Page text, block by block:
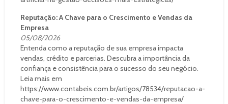
Reputação: A Chave para o Crescimento e Vendas da
Empresa
05/08/2026
Entenda como a reputação de sua empresa impacta
vendas, crédito e parcerias. Descubra a importância da
confiança e consistência para o sucesso do seu negócio.
Leia mais em
https://www.contabeis.com.br/artigos/78534/reputacao-a-
chave-para-o-crescimento-e-vendas-da-empresa/